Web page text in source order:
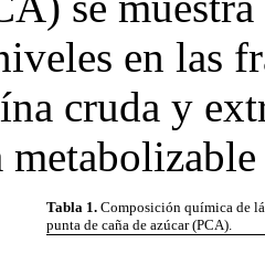
en las
cruda y
Tabla 1. Composición química de
punta de caña de azúcar (PCA).